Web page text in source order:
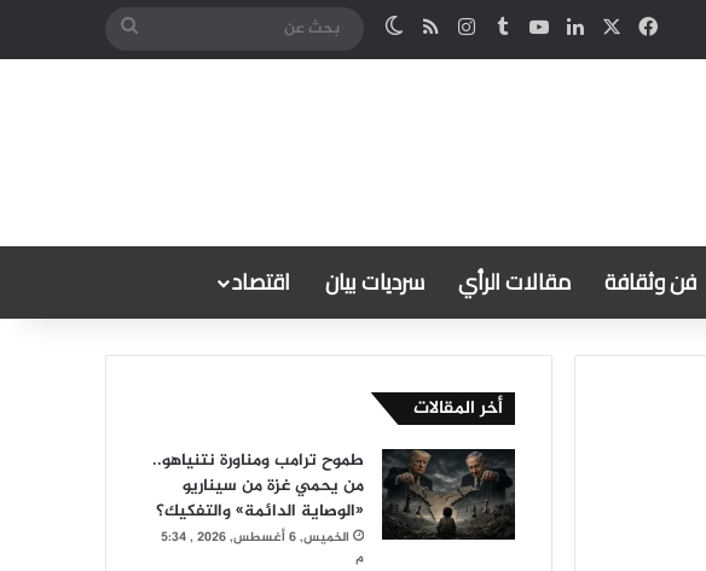
فيسبوكلينكدإن‫YouTubeانستقرامملخص الموقع RSS
الوضع المظلم
بحث
فن وثقافة مقالات الرأي سرديات بيان اقتصاد
أخر المقالات
طموح ترامب ومناورة نتنياهو..
من يحمي غزة من سيناريو
«الوصاية الدائمة» والتفكيك؟
الخميس, 6 أغسطس, 2026 , 5:34
م